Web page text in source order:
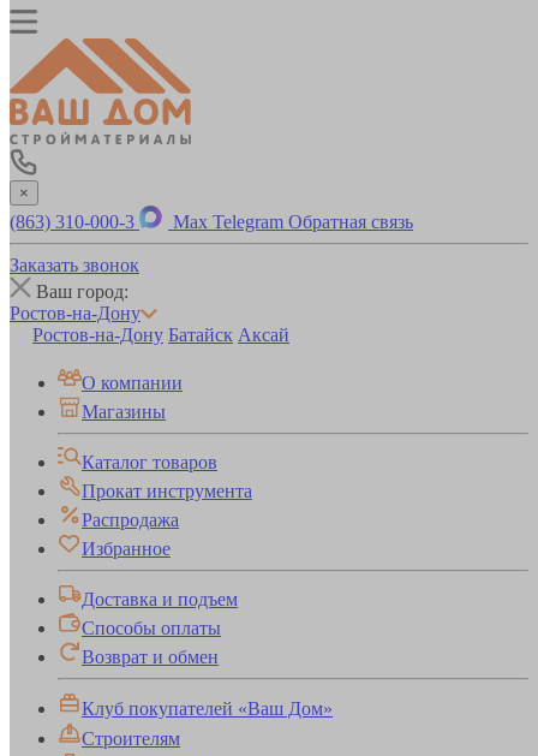
×
(863) 310-000-3 Max Telegram Обратная связь
Заказать звонок
Ваш город:
Ростов-на-Дону
Ростов-на-Дону Батайск Аксай
О компании
Магазины
Каталог товаров
Прокат инструмента
Распродажа
Избранное
Доставка и подъем
Способы оплаты
Возврат и обмен
Клуб покупателей «Ваш Дом»
Строителям